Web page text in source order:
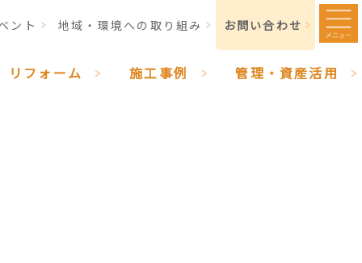
ント 地域・環境への取り組み お問い合わせ
リフォーム 施工事例 管理・資産活用